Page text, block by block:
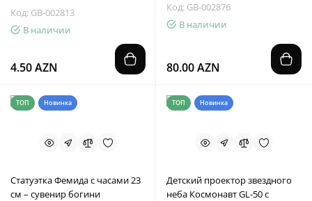
Код: GB-002813
В наличии
4.50 AZN
Код: GB-002876
В наличии
80.00 AZN
ТОП Новинка
Статуэтка Фемида с часами 23
см – сувенир богини
ТОП Новинка
Детский проектор звездного
неба Космонавт GL-50 с